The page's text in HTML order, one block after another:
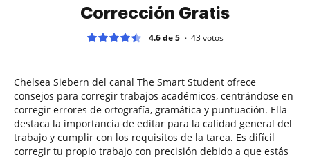
Corrección Gratis
4.6 de 5 43votos
Chelsea Siebern del canal The Smart Student ofrece
consejos para corregir trabajos académicos, centrándose en
corregir errores de ortografía, gramática y puntuación. Ella
destaca la importancia de editar para la calidad general del
trabajo y cumplir con los requisitos de la tarea. Es difícil
corregir tu propio trabajo con precisión debido a que estás